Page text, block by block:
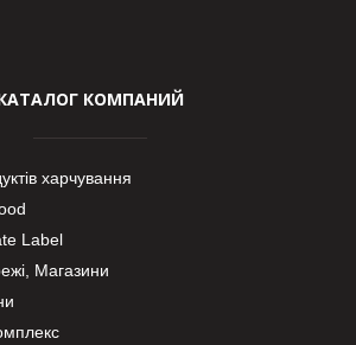
КОМПАНИЙ
харчування
Label
Магазини